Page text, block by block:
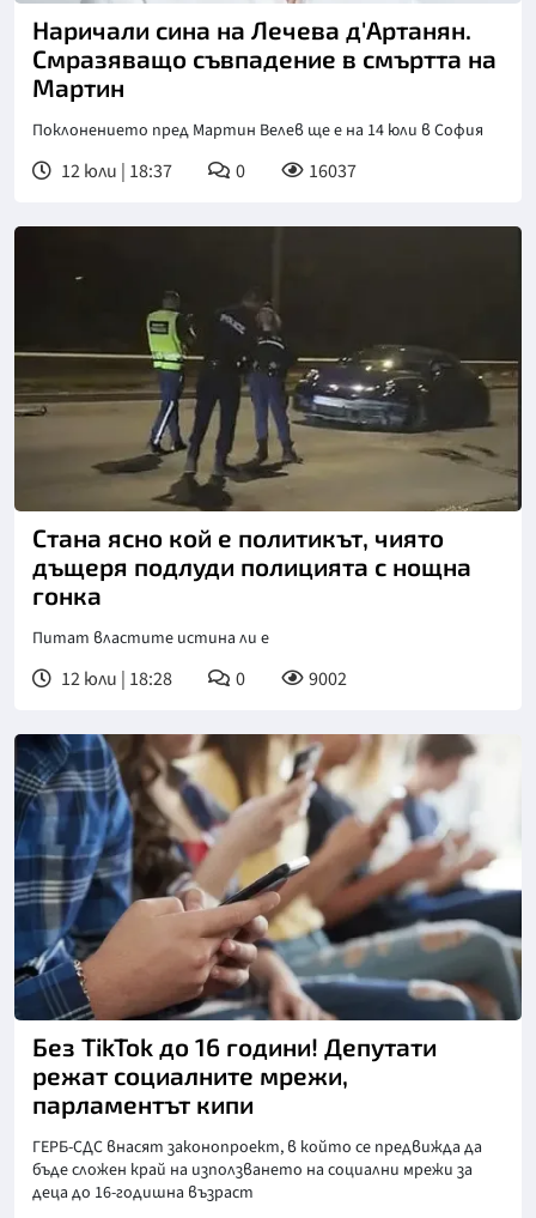
Наричали сина на Лечева д'Артанян.
Смразяващо съвпадение в смъртта на
Мартин
Поклонението пред Мартин Велев ще е на 14 юли в София
12 юли | 18:37 0 16037
Стана ясно кой е политикът, чиято
дъщеря подлуди полицията с нощна
гонка
Питат властите истина ли е
12 юли | 18:28 0 9002
Без ТikTok до 16 години! Депутати
режат социалните мрежи,
парламентът кипи
ГЕРБ-СДС внасят законопроект, в който се предвижда да
бъде сложен край на използването на социални мрежи за
деца до 16-годишна възраст